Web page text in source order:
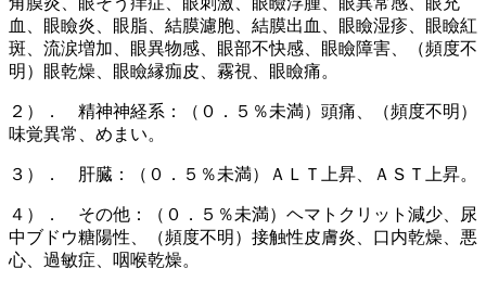
血、眼瞼炎、眼脂、結膜濾胞、結膜出血、眼瞼湿疹、眼瞼紅
斑、流涙増加、眼異物感、眼部不快感、眼瞼障害、（頻度不
明）眼乾燥、眼瞼縁痂皮、霧視、眼瞼痛。
２）． 精神神経系：（０．５％未満）頭痛、（頻度不明）
味覚異常、めまい。
３）． 肝臓：（０．５％未満）ＡＬＴ上昇、ＡＳＴ上昇。
４）． その他：（０．５％未満）ヘマトクリット減少、尿
中ブドウ糖陽性、（頻度不明）接触性皮膚炎、口内乾燥、悪
心、過敏症、咽喉乾燥。